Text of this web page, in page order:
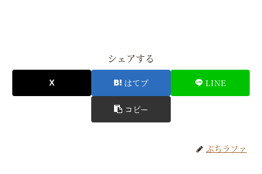
シェアする
はてブ LINE
コピー
ぷちラファ